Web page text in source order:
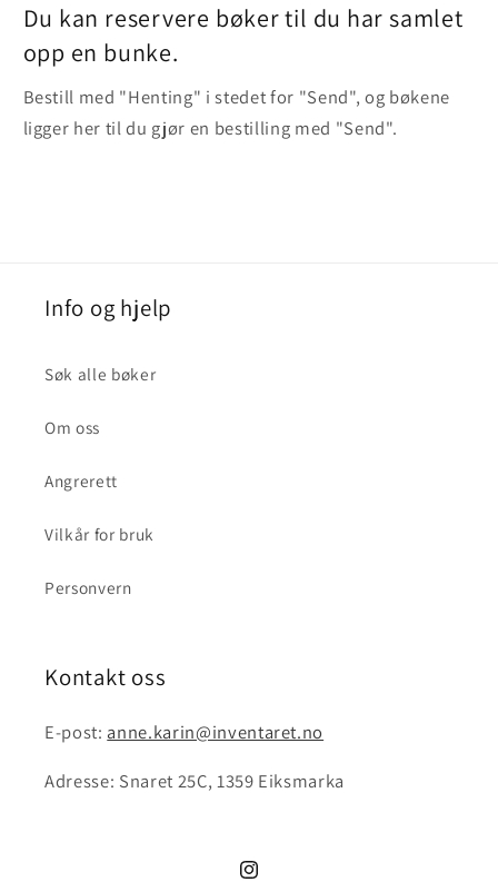
Du kan reservere bøker til du har samlet
opp en bunke.
Bestill med "Henting" i stedet for "Send", og bøkene
ligger her til du gjør en bestilling med "Send".
Info og hjelp
Søk alle bøker
Om oss
Angrerett
Vilkår for bruk
Personvern
Kontakt oss
E-post: anne.karin@inventaret.no
Adresse: Snaret 25C, 1359 Eiksmarka